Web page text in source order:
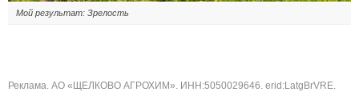
Мой результат: Зрелость
Реклама. АО «ЩЕЛКОВО АГРОХИМ». ИНН:5050029646. erid:LatgBrVRE.